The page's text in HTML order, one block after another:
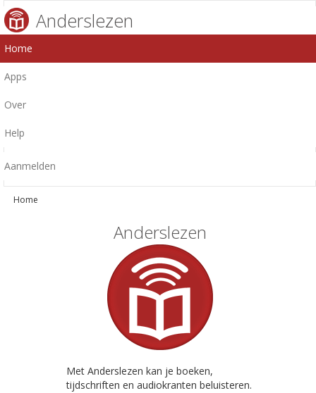
Anderslezen
Home
Apps
Over
Help
Aanmelden
Home
Anderslezen
Met Anderslezen kan je boeken,
tijdschriften en audiokranten beluisteren.